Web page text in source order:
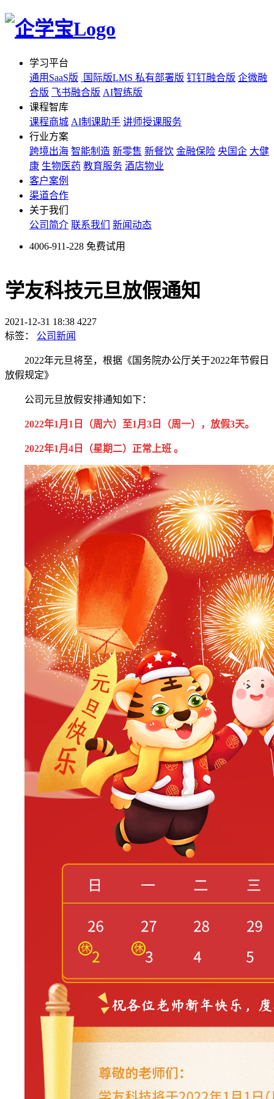
学习平台
通用SaaS版
国际版LMS 私有部署版 钉钉融合版 企微融
合版 飞书融合版 AI智练版
课程智库
课程商城 AI制课助手 讲师授课服务
行业方案
跨境出海 智能制造 新零售 新餐饮 金融保险 央国企 大健
康 生物医药 教育服务 酒店物业
客户案例
渠道合作
关于我们
公司简介 联系我们 新闻动态
4006-911-228 免费试用
学友科技元旦放假通知
2021-12-31 18:38 4227
标签：
公司新闻
2022年元旦将至，根据《国务院办公厅关于2022年节假日
放假规定》
公司元旦放假安排通知如下：
2022年1月1日 （周六） 至1月3日 （周一） ，放假3天。
2022年1月4日（星期二）正常上班 。